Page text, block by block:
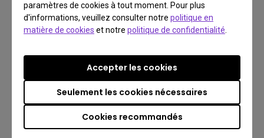
paramètres de cookies à tout moment. Pour plus
d'informations, veuillez consulter notre politique en
matière de cookies et notre politique de confidentialité
Cookies recommandés
Seulement les cookies nécessaires
Accepter les cookies
Contactez-nous
Besoin d'un contact ?